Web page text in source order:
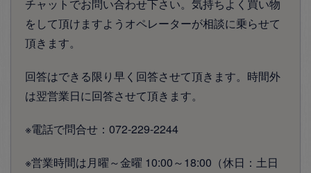
チャットでお問い合わせ下さい。気持ちよく買い物
をして頂けますようオペレーターが相談に乗らせて
頂きます。
回答はできる限り早く回答させて頂きます。時間外
は翌営業日に回答させて頂きます。
※電話で問合せ：072-229-2244
※営業時間は月曜～金曜 10:00～18:00（休日：土日